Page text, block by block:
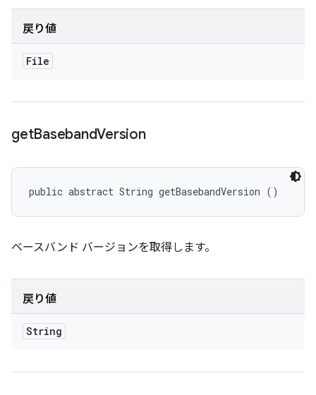
戻り値
File
getBasebandVersion
public abstract String getBasebandVersion ()
ベースバンド バージョンを取得します。
戻り値
String